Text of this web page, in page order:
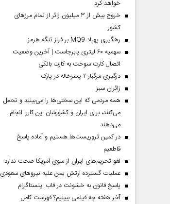
خواهد کرد
خروج بیش از ۳ میلیون زائر از تمام مرز‌های
کشور
رهگیری پهپاد MQ9 بر فراز تنگه هرمز
سهمیه ۶۰ لیتری پابرجاست | آخرین وضعیت
اتصال کارت سوخت به کارت بانکی
درگیری مرگبار ۲ پسرخاله در پارک
‌زائران سبز
همه مردمی که این سختی‌ها را می‌بینند و تحمل
می‌کنند، برای ایران و کشورشان این کاررا انجام
می‌دهند
در کمین تروریست‌ها هستیم و آماده پاسخ
قاطعیم
لغو تحریم‌های ایران از سوی آمریکا صحت ندارد
عملیات گسترده ارتش یمن علیه نیروهای سعودی
پاسخ قانون به خشونت در قاب اینستاگرام
آخر هفته چه فیلمی ببینیم؟ فهرست کامل